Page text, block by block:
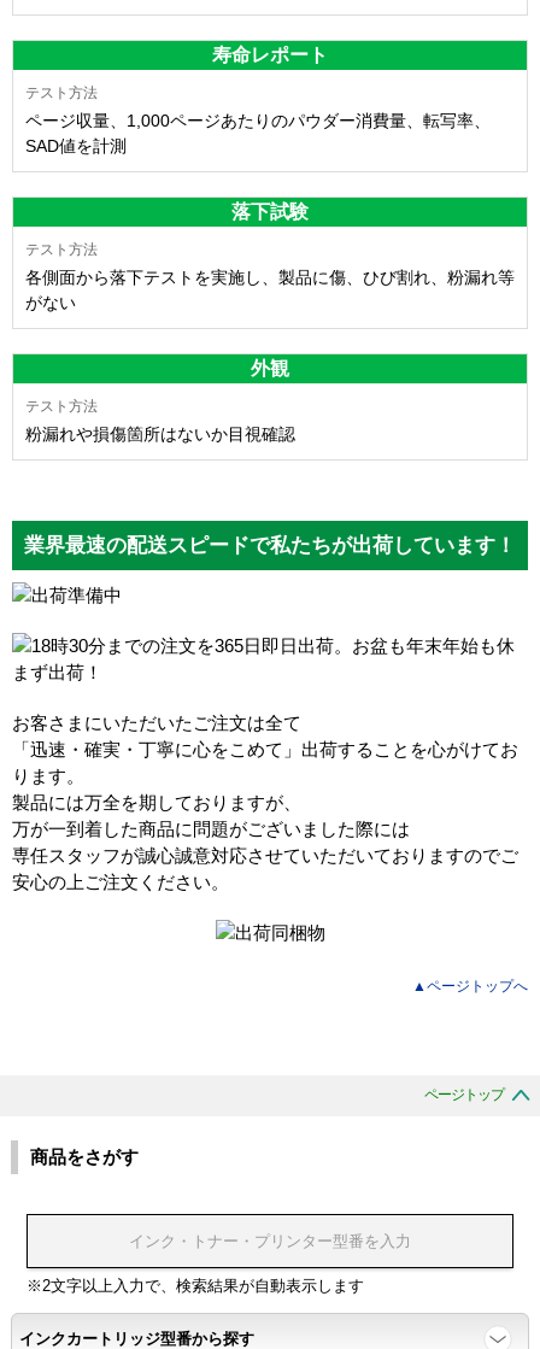
寿命レポート
ページ収量、1,000ページあたりのパウダー消費量、転写率、
SAD値を計測
落下試験
各側面から落下テストを実施し、製品に傷、ひび割れ、粉漏れ等
がない
外観
粉漏れや損傷箇所はないか目視確認
業界最速の配送スピードで私たちが出荷しています！
お客さまにいただいたご注文は全て
「迅速・確実・丁寧に心をこめて」出荷することを心がけてお
ります。
製品には万全を期しておりますが、
万が一到着した商品に問題がございました際には
専任スタッフが誠心誠意対応させていただいておりますのでご
安心の上ご注文ください。
▲ページトップへ
ページトップ
商品をさがす
※2文字以上入力で、検索結果が自動表示します
インクカートリッジ型番から探す